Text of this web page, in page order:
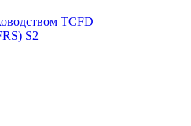
TCFD
S2